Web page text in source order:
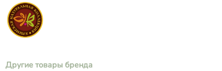
ароматическая композиция, у-
Другие товары бренда